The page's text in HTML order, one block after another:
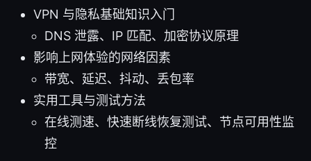
VPN 与隐私基础知识入门
DNS 泄露、IP 匹配、加密协议原理
影响上网体验的网络因素
带宽、延迟、抖动、丢包率
实用工具与测试方法
在线测速、快速断线恢复测试、节点可用性监
控